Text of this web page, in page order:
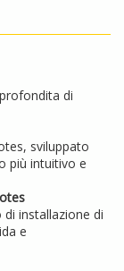
di
sviluppato
più intuitivo e
installazione di
e